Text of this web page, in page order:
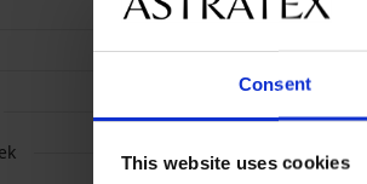
Consent
This website uses cookies